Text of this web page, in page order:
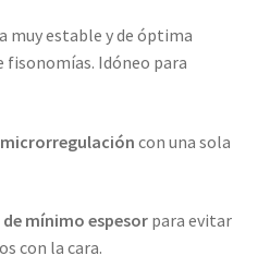
muy estable y de óptima
Idóneo para
microrregulacióncon una sola
mínimo espesorpara evitar
con la cara.